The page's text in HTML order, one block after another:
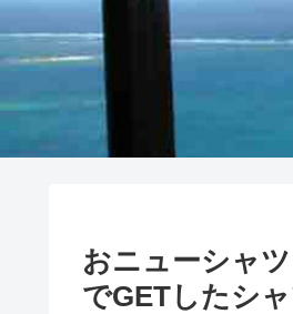
おニューシャ
でGETしたシ